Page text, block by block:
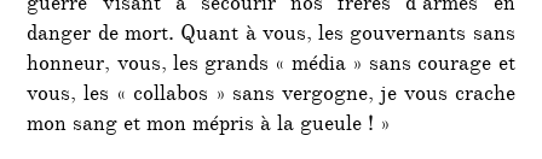
danger de mort. Quant à vous, les gouvernants sans
honneur, vous, les grands « média » sans courage et
vous, les « collabos » sans vergogne, je vous crache
mon sang et mon mépris à la gueule ! »